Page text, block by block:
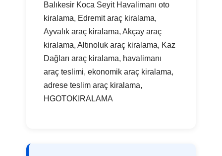
Balıkesir Koca Seyit Havalimanı oto
kiralama, Edremit araç kiralama,
Ayvalık araç kiralama, Akçay araç
kiralama, Altınoluk araç kiralama, Kaz
Dağları araç kiralama, havalimanı
araç teslimi, ekonomik araç kiralama,
adrese teslim araç kiralama,
HGOTOKIRALAMA